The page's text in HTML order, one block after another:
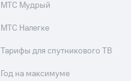
МТС Мудрый
МТС Налегке
Тарифы для спутникового ТВ
Год на максимуме